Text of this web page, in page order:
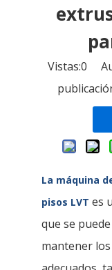
Vistas:0
La máquina
pisos LVT es
que se
mantener